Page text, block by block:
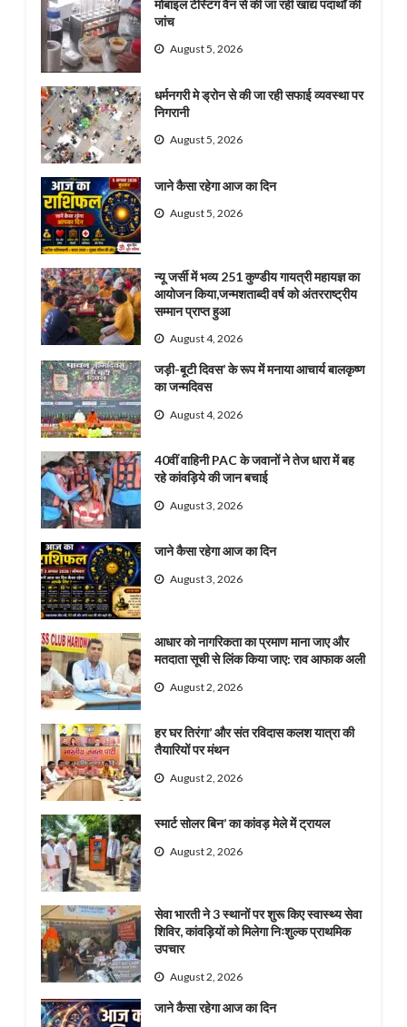
मोबाइल टेस्टिंग वैन से की जा रही खाद्य पदार्थों की
जांच
August 5, 2026
धर्मनगरी मे ड्रोन से की जा रही सफाई व्यवस्था पर
निगरानी
August 5, 2026
जाने कैसा रहेगा आज का दिन
August 5, 2026
न्यू जर्सी में भव्य 251 कुण्डीय गायत्री महायज्ञ का
आयोजन किया,जन्मशताब्दी वर्ष को अंतरराष्ट्रीय
सम्मान प्राप्त हुआ
August 4, 2026
जड़ी-बूटी दिवस’ के रूप में मनाया आचार्य बालकृष्ण
का जन्मदिवस
August 4, 2026
40वीं वाहिनी PAC के जवानों ने तेज धारा में बह
रहे कांवड़िये की जान बचाई
August 3, 2026
जाने कैसा रहेगा आज का दिन
August 3, 2026
आधार को नागरिकता का प्रमाण माना जाए और
मतदाता सूची से लिंक किया जाए: राव आफाक अली
August 2, 2026
हर घर तिरंगा’ और संत रविदास कलश यात्रा की
तैयारियों पर मंथन
August 2, 2026
स्मार्ट सोलर बिन’ का कांवड़ मेले में ट्रायल
August 2, 2026
सेवा भारती ने 3 स्थानों पर शुरू किए स्वास्थ्य सेवा
शिविर, कांवड़ियों को मिलेगा निःशुल्क प्राथमिक
उपचार
August 2, 2026
जाने कैसा रहेगा आज का दिन